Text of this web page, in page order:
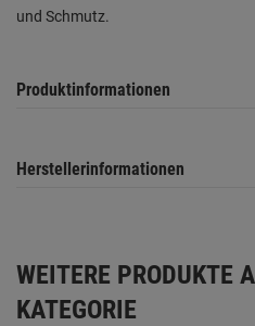
und Schmutz.
Produktinformationen
Herstellerinformationen
WEITERE PRODUKTE
KATEGORIE